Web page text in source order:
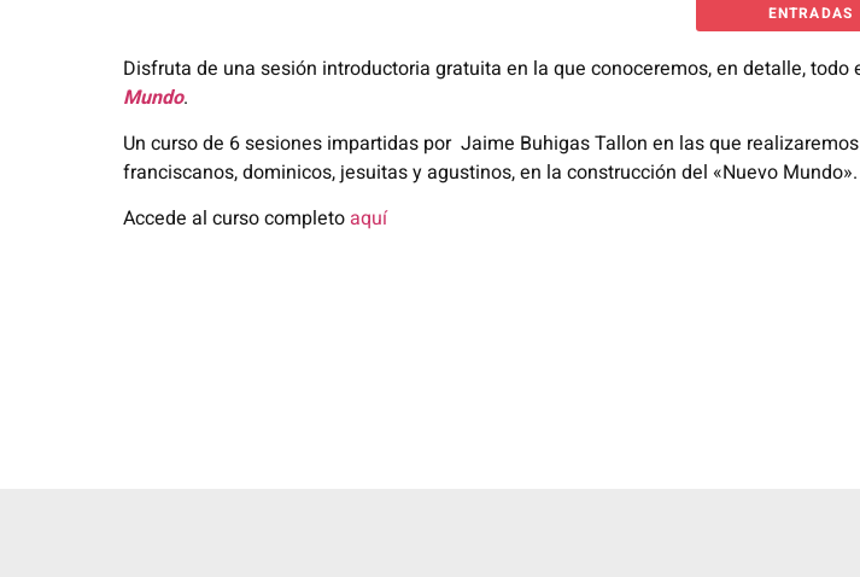
ENTRADAS
Disfruta de una sesión introductoria gratuita en la que conoceremos, en detalle, todo
Mundo.
Un curso de 6 sesiones impartidas por Jaime Buhigas Tallon en las que
franciscanos, dominicos, jesuitas y agustinos, en la construcción del «Nuevo Mundo».
Accede al curso completo aquí